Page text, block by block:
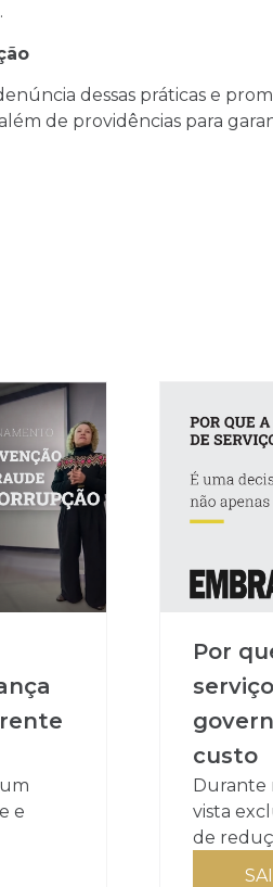
dessas práticas e
de providências para
e
Por
custo
Durante
vista
de